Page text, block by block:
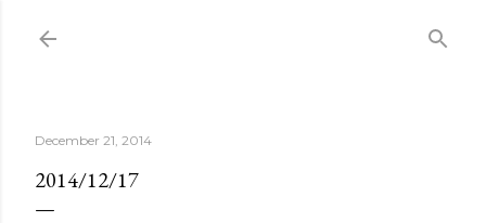
December 21, 2014
2014/12/17